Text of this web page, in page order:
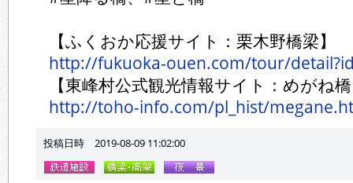
【ふくおか応援サイト：栗木野橋梁】
http://fukuoka-ouen.com/tour/
【東峰村公式観光情報サイト：めがね
http://toho-info.com/pl_hist/
投稿日時 2019-08-09 11:02:00